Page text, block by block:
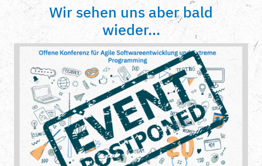
Wir sehen uns aber bald
wieder...